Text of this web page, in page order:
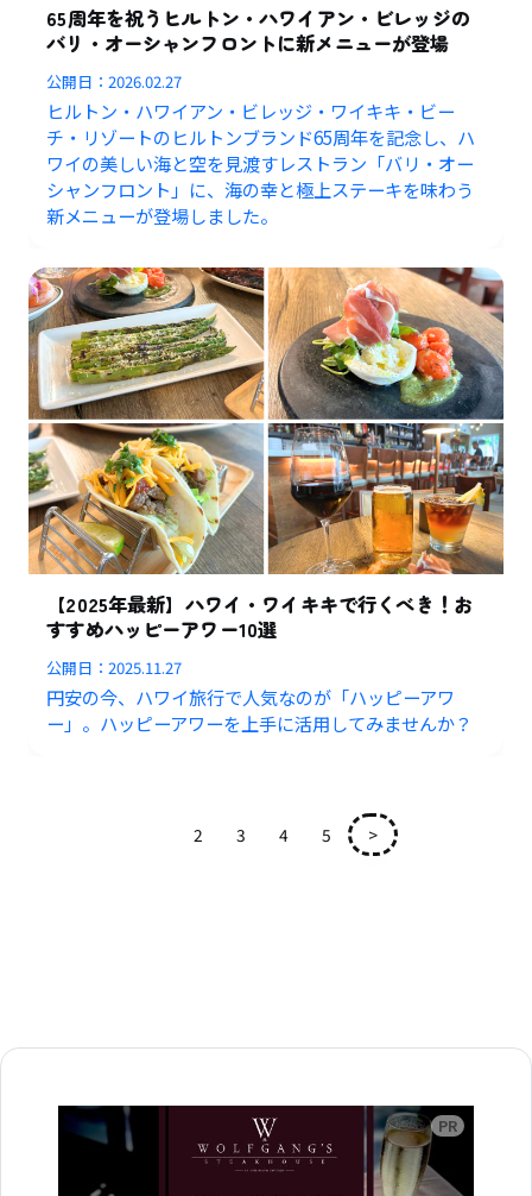
65周年を祝うヒルトン・ハワイアン・ビレッジの
バリ・オーシャンフロントに新メニューが登場
公開日：2026.02.27
ヒルトン・ハワイアン・ビレッジ・ワイキキ・ビー
チ・リゾートのヒルトンブランド65周年を記念し、ハ
ワイの美しい海と空を見渡すレストラン「バリ・オー
シャンフロント」に、海の幸と極上ステーキを味わう
新メニューが登場しました。
【2025年最新】ハワイ・ワイキキで行くべき！お
すすめハッピーアワー10選
公開日：2025.11.27
円安の今、ハワイ旅行で人気なのが「ハッピーアワ
ー」。ハッピーアワーを上手に活用してみませんか？
2 3 4 5 >
広告